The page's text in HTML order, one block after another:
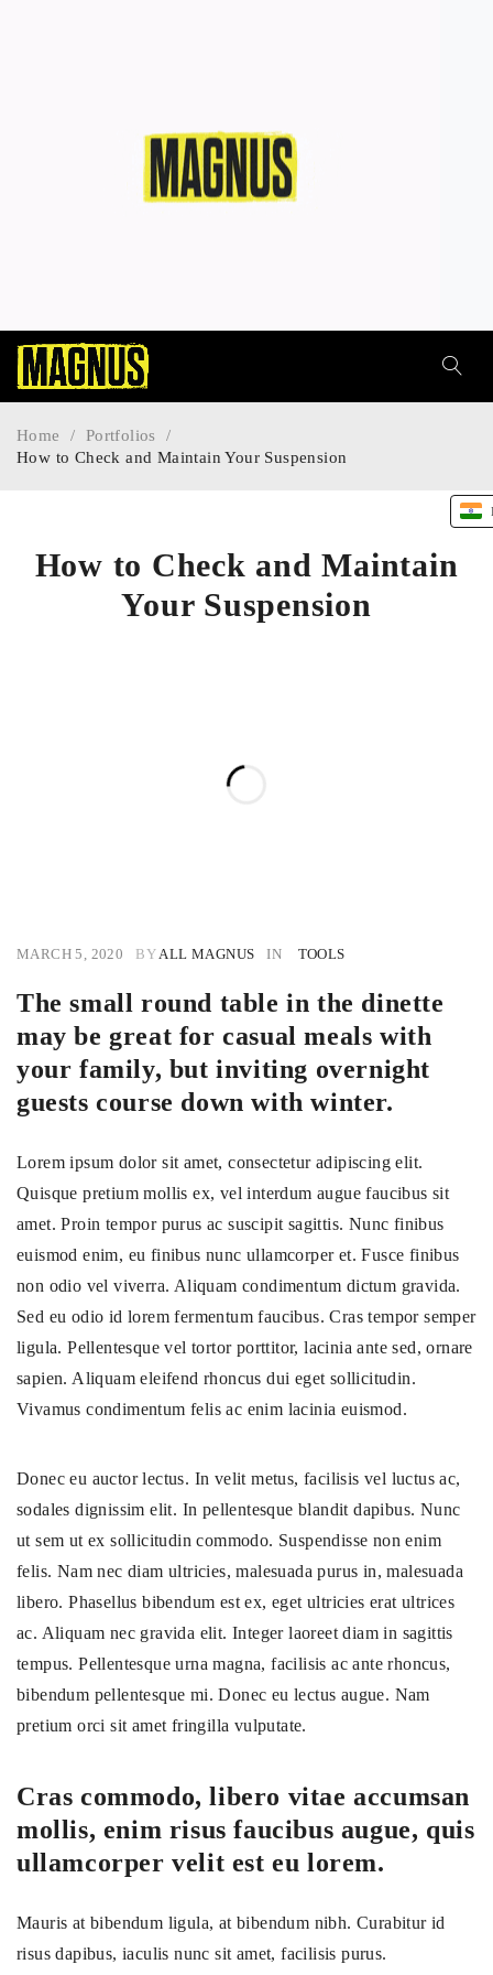
Home / Portfolios
/
How to Check and Maintain Your Suspension
How to Check and Maintain
Your Suspension
MARCH 5, 2020 BYALL MAGNUS IN TOOLS
The small round table in the dinette
may be great for casual meals with
your family, but inviting overnight
guests course down with winter.
Lorem ipsum dolor sit amet, consectetur adipiscing elit.
Quisque pretium mollis ex, vel interdum augue faucibus sit
amet. Proin tempor purus ac suscipit sagittis. Nunc finibus
euismod enim, eu finibus nunc ullamcorper et. Fusce finibus
non odio vel viverra. Aliquam condimentum dictum gravida.
Sed eu odio id lorem fermentum faucibus. Cras tempor semper
ligula. Pellentesque vel tortor porttitor, lacinia ante sed, ornare
sapien. Aliquam eleifend rhoncus dui eget sollicitudin.
Vivamus condimentum felis ac enim lacinia euismod.
Donec eu auctor lectus. In velit metus, facilisis vel luctus ac,
sodales dignissim elit. In pellentesque blandit dapibus. Nunc
ut sem ut ex sollicitudin commodo. Suspendisse non enim
felis. Nam nec diam ultricies, malesuada purus in, malesuada
libero. Phasellus bibendum est ex, eget ultricies erat ultrices
ac. Aliquam nec gravida elit. Integer laoreet diam in sagittis
tempus. Pellentesque urna magna, facilisis ac ante rhoncus,
bibendum pellentesque mi. Donec eu lectus augue. Nam
pretium orci sit amet fringilla vulputate.
Cras commodo, libero vitae accumsan
mollis, enim risus faucibus augue, quis
ullamcorper velit est eu lorem.
Mauris at bibendum ligula, at bibendum nibh. Curabitur id
risus dapibus, iaculis nunc sit amet, facilisis purus.